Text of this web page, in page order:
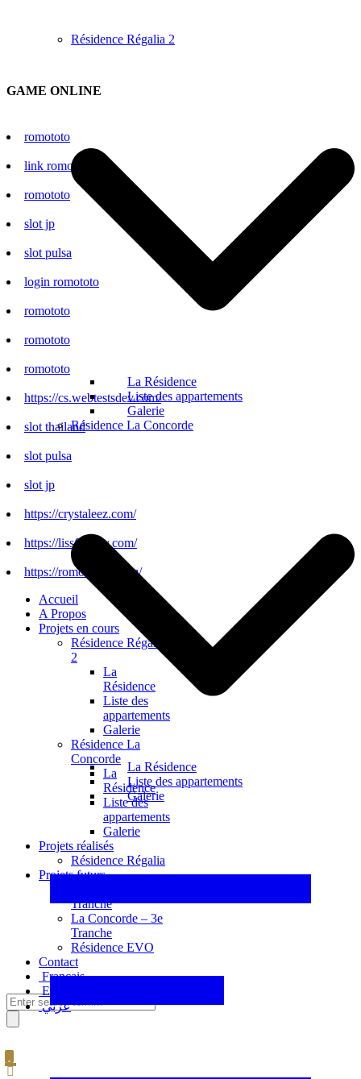
Résidence Régalia 2
La Résidence
Liste des appartements
Galerie
Résidence La Concorde
La Résidence
Liste des appartements
Galerie
GAME ONLINE
romototo
link romototo
romototo
slot jp
slot pulsa
login romototo
romototo
romototo
romototo
https://cs.webtestsdev.com/
slot thailand
slot pulsa
slot jp
https://crystaleez.com/
https://lissfactory.com/
https://romototo.it.com/
Accueil
A Propos
Projets en cours
Résidence Régalia
2
La
Résidence
Liste des
appartements
Galerie
Résidence La
Concorde
La
Résidence
Liste des
appartements
Galerie
Projets réalisés
Résidence Régalia
Projets futurs
Tranche
La Concorde – 3e
Tranche
Résidence EVO
Contact
Français
English
عربي